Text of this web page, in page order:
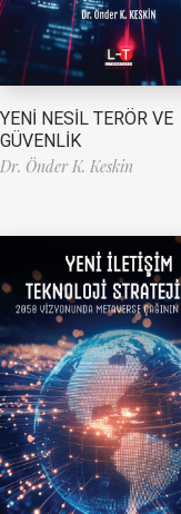
YENİ NESİL TERÖR VE
GÜVENLİK
Dr. Önder K. Keskin